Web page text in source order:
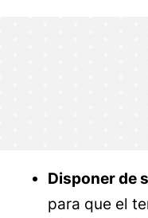
Disponer de
para que el